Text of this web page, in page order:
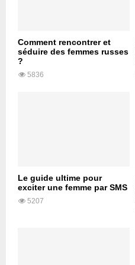
Comment rencontrer et
séduire des femmes russes
?
5836
Le guide ultime pour
exciter une femme par SMS
5207